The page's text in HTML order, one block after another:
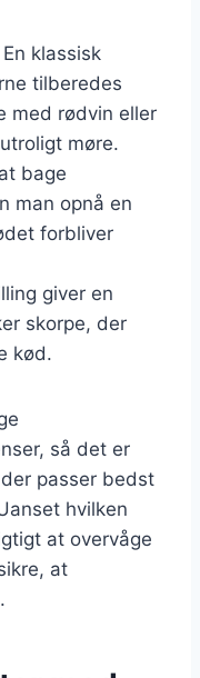
En klassisk
tilberedes
med rødvin eller
møre.
bage
man opnå en
forbliver
giver en
skorpe, der
kød.
så det er
passer bedst
hvilken
at overvåge
at